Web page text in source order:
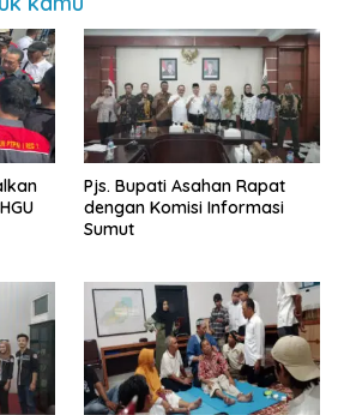
Pjs. Bupati Asahan Rapat
dengan Komisi Informasi
Sumut